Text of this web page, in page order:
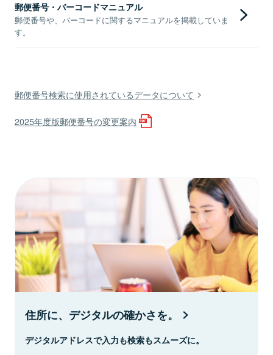
郵便番号・バーコードマニュアル
郵便番号や、バーコードに関するマニュアルを掲載していま
す。
郵便番号検索に使用されているデータについて
2025年度版郵便番号の変更案内
住所に、デジタルの確かさを。
デジタルアドレスで入力も検索もスムーズに。